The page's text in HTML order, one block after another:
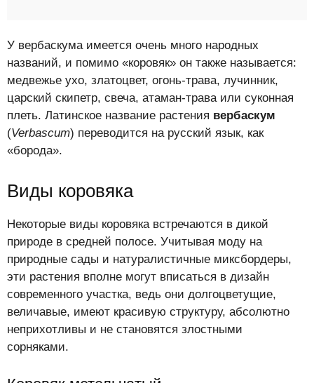
У вербаскума имеется очень много народных
названий, и помимо «коровяк» он также называется:
медвежье ухо, златоцвет, огонь-трава, лучинник,
царский скипетр, свеча, атаман-трава или суконная
плеть. Латинское название растения вербаскум
(Verbascum) переводится на русский язык, как
«борода».
Виды коровяка
Некоторые виды коровяка встречаются в дикой
природе в средней полосе. Учитывая моду на
природные сады и натуралистичные миксбордеры,
эти растения вполне могут вписаться в дизайн
современного участка, ведь они долгоцветущие,
величавые, имеют красивую структуру, абсолютно
неприхотливы и не становятся злостными
сорняками.